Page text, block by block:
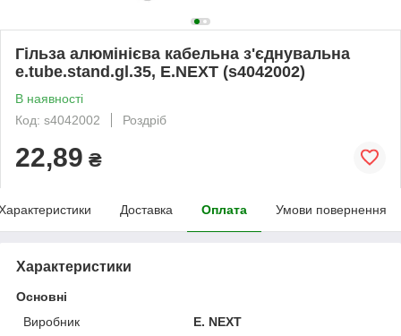
Гільза алюмінієва кабельна з'єднувальна
e.tube.stand.gl.35, E.NEXT (s4042002)
В наявності
Код: s4042002
Роздріб
22,89 ₴
Доставка Оплата Умови повернення
Характеристики
Основні
Виробник
E. NEXT